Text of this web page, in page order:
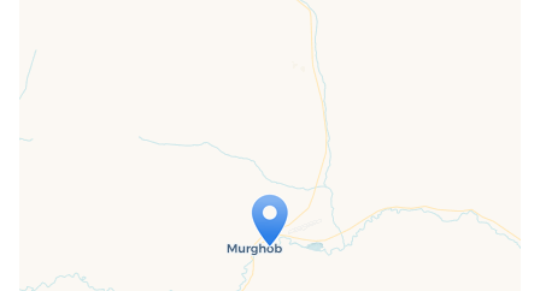
Travelers' Map wird geladen …
Wenn du dies siehst, nachdem deine
Seite vollständig geladen wurde,
fehlen leafletJS-Dateien.